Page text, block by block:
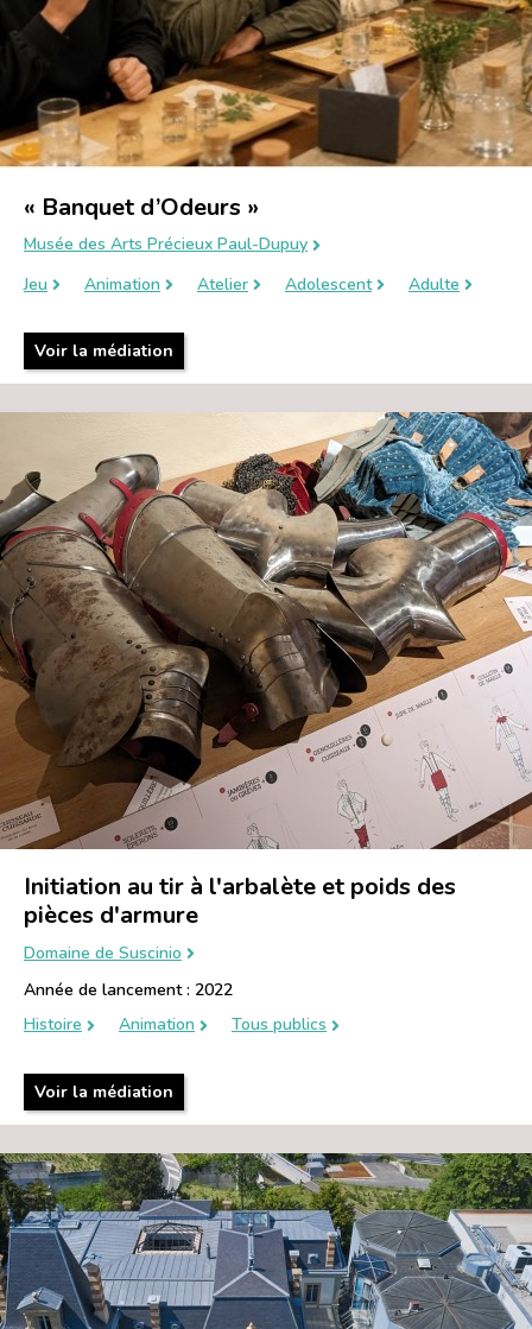
« Banquet d’Odeurs »
Musée des Arts Précieux Paul-Dupuy
Jeu
Animation Atelier Adolescent Adulte
Voir la médiation
Initiation au tir à l'arbalète et poids des
pièces d'armure
Domaine de Suscinio
Année de lancement : 2022
Histoire
Animation Tous publics
Voir la médiation